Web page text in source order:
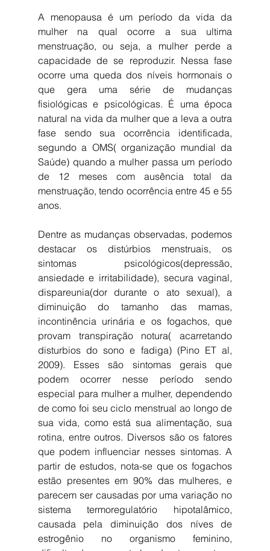
A menopausa é um período da vida da
mulher na qual ocorre a sua ultima
menstruação, ou seja, a mulher perde a
capacidade de se reproduzir. Nessa fase
ocorre uma queda dos níveis hormonais o
que gera uma série de mudanças
fisiológicas e psicológicas. É uma época
natural na vida da mulher que a leva a outra
fase sendo sua ocorrência identificada,
segundo a OMS( organização mundial da
Saúde) quando a mulher passa um período
de 12 meses com ausência total da
menstruação, tendo ocorrência entre 45 e 55
anos.
Dentre as mudanças observadas, podemos
destacar os distúrbios menstruais, os
sintomas psicológicos(depressão,
ansiedade e irritabilidade), secura vaginal,
dispareunia(dor durante o ato sexual), a
diminuição do tamanho das mamas,
incontinência urinária e os fogachos, que
provam transpiração notura( acarretando
disturbios do sono e fadiga) (Pino ET al,
2009). Esses são sintomas gerais que
podem ocorrer nesse período sendo
especial para mulher a mulher, dependendo
de como foi seu ciclo menstrual ao longo de
sua vida, como está sua alimentação, sua
rotina, entre outros. Diversos são os fatores
que podem influenciar nesses sintomas. A
partir de estudos, nota-se que os fogachos
estão presentes em 90% das mulheres, e
parecem ser causadas por uma variação no
sistema termoregulatório hipotalâmico,
causada pela diminuição dos níves de
estrogênio no organismo feminino,